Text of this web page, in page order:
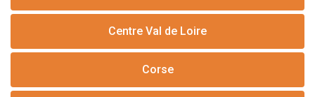
Centre Val de Loire
Corse